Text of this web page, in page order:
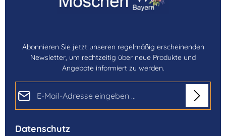
Abonnieren Sie jetzt unseren regelmäßig erscheinenden
Newsletter, um rechtzeitig über neue Produkte und
Angebote informiert zu werden.
Datenschutz